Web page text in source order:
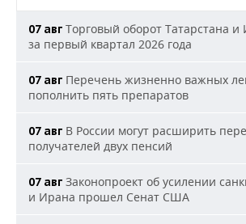
07 авг Торговый оборот Татарстана и
за первый квартал 2026 года
07 авг Перечень жизненно важных
пополнить пять препаратов
07 авг В России могут расширить
получателей двух пенсий
07 авг Законопроект об усилении
и Ирана прошел Сенат США